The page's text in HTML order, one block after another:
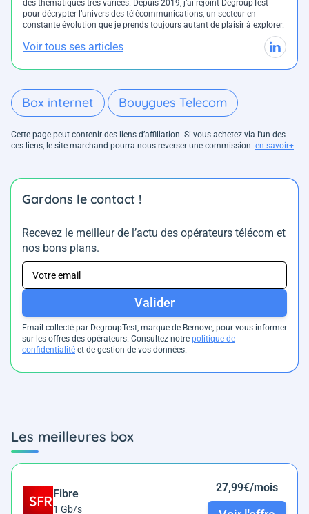
des thématiques très variées. Depuis 2019, j’ai rejoint DegroupTest
pour décrypter l’univers des télécommunications, un secteur en
constante évolution que je prends toujours autant de plaisir à explorer.
Voir tous ses articles
Box internet Bouygues Telecom
Cette page peut contenir des liens d’affiliation. Si vous achetez via l'un des
ces liens, le site marchand pourra nous reverser une commission. en savoir+
Gardons le contact !
Recevez le meilleur de l’actu des opérateurs télécom et
nos bons plans.
Valider
Email collecté par DegroupTest, marque de Bemove, pour vous informer
sur les offres des opérateurs. Consultez notre politique de
confidentialité et de gestion de vos données.
Les meilleures box
Fibre
1 Gb/s
27,99€/mois